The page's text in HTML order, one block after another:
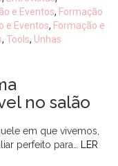
e Eventos, Formação
e Eventos, Formação e
, Tools, Unhas
no salão
em que vivemos,
perfeito para…
LER